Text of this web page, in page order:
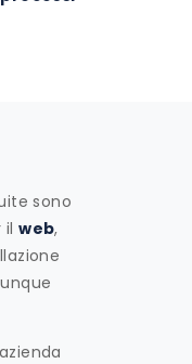
sono
ilweb,